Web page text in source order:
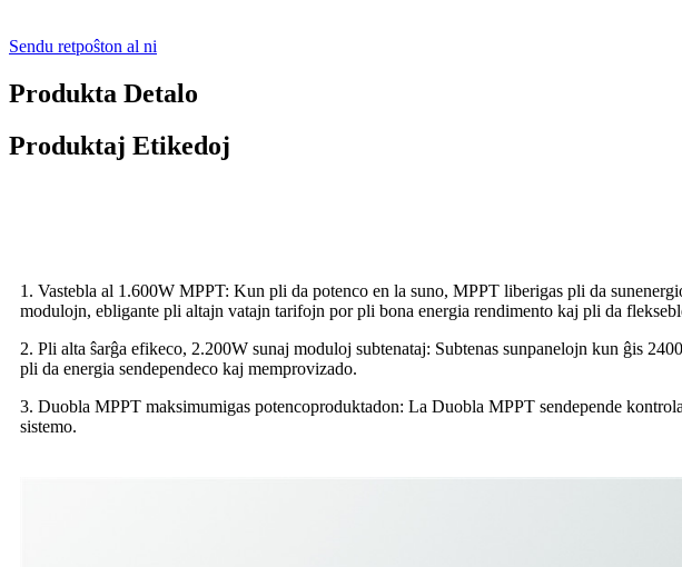
Sendu retpoŝton al ni
Produkta Detalo
Produktaj Etikedoj
1. Vastebla al 1.600W MPPT: Kun pli da potenco en la suno, MPPT liberigas pli da
modulojn, ebligante pli altajn vatajn tarifojn por pli bona energia rendimento kaj pli da
2. Pli alta ŝarĝa efikeco, 2.200W sunaj moduloj subtenataj: Subtenas sunpanelojn kun ĝis
pli da energia sendependeco kaj memprovizado.
3. Duobla MPPT maksimumigas potencoproduktadon: La Duobla MPPT sendepende
sistemo.